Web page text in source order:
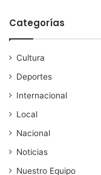
Categorías
Cultura
Deportes
Internacional
Local
Nacional
Noticias
Nuestro Equipo